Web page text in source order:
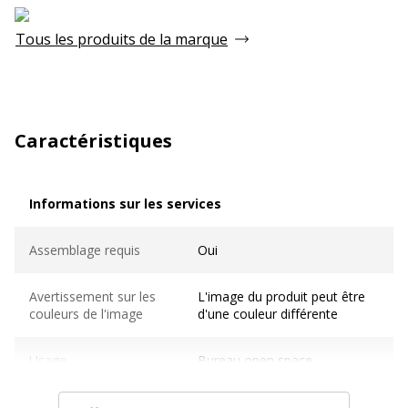
Tous les produits de la marque
Caractéristiques
Informations sur les services
Assemblage requis Oui
Avertissement sur les
couleurs de l'image
L'image du produit peut être
d'une couleur différente
Usage Bureau open space
Caractéristiques générales